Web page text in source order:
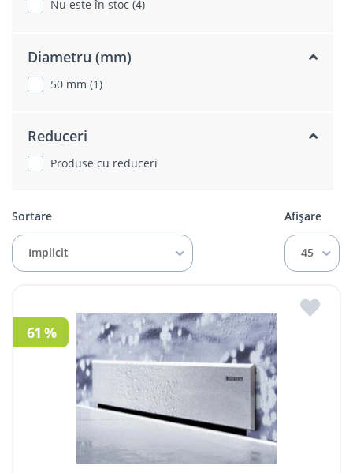
Nu este în stoc (4)
Diametru (mm)
50 mm (1)
Reduceri
Produse cu reduceri
Sortare
Implicit
Afișare
45
61 %